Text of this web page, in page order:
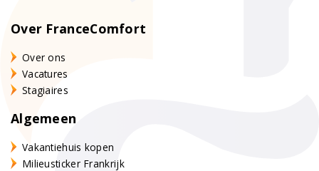
Over FranceComfort
Over ons
Vacatures
Stagiaires
Algemeen
Vakantiehuis kopen
Milieusticker Frankrijk